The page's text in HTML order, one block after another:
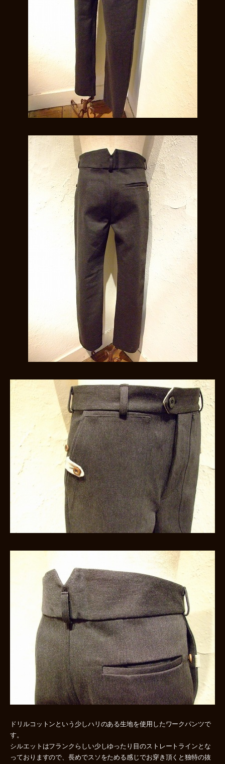
ドリルコットンという少しハリのある生地を使用したワークパンツで
す。
シルエットはフランクらしい少しゆったり目のストレートラインとな
っておりますので、長めでスソをためる感じでお穿き頂くと独特の抜